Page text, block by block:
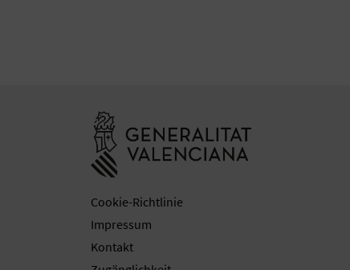
Cookie-Richtlinie
Impressum
Kontakt